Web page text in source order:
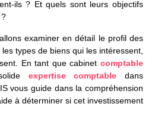
ils ? Et quels sont leurs objectifs
examiner en détail le profil des
types de biens qui les intéressent,
En tant que cabinet comptable
expertise comptable dans
vous guide dans la compréhension
à déterminer si cet investissement